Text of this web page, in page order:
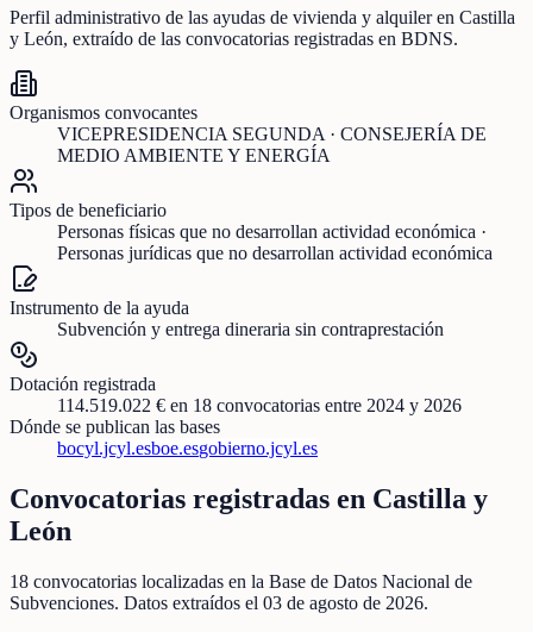
Perfil administrativo de las ayudas de vivienda y alquileren Castilla
y León, extraído de las convocatorias registradas en BDNS.
Organismos convocantes
VICEPRESIDENCIA SEGUNDA · CONSEJERÍA DE
MEDIO AMBIENTE Y ENERGÍA
Tipos de beneficiario
Personas físicas que no desarrollan actividad económica ·
Personas jurídicas que no desarrollan actividad económica
Instrumento de la ayuda
Subvención y entrega dineraria sin contraprestación
Dotación registrada
114.519.022 € en 18 convocatorias entre 2024 y 2026
Dónde se publican las bases
bocyl.jcyl.esboe.esgobierno.jcyl.es
Convocatorias registradas en Castilla y
León
18 convocatorias localizadas en la Base de Datos Nacional de
Subvenciones. Datos extraídos el 03 de agosto de 2026.